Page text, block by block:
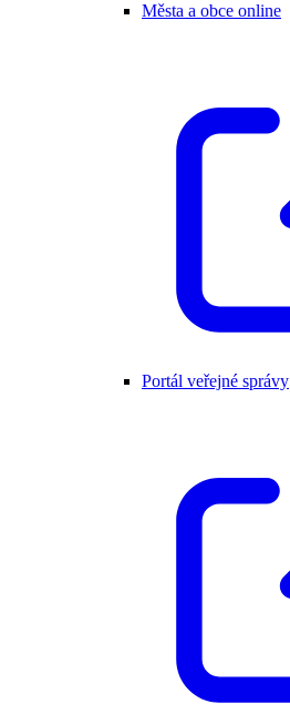
Města a obce online
Portál veřejné správy